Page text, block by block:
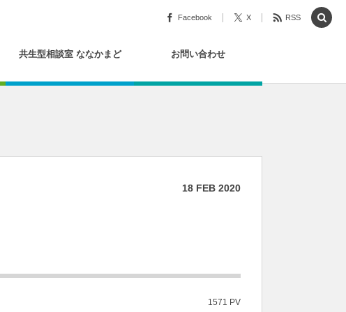
Facebook X RSS
共生型相談室 ななかまど お問い合わせ
18 FEB 2020
1571 PV